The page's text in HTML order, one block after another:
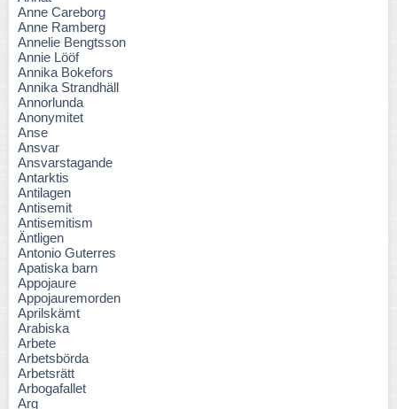
Anne Careborg
Anne Ramberg
Annelie Bengtsson
Annie Lööf
Annika Bokefors
Annika Strandhäll
Annorlunda
Anonymitet
Anse
Ansvar
Ansvarstagande
Antarktis
Antilagen
Antisemit
Antisemitism
Äntligen
Antonio Guterres
Apatiska barn
Appojaure
Appojauremorden
Aprilskämt
Arabiska
Arbete
Arbetsbörda
Arbetsrätt
Arbogafallet
Arg